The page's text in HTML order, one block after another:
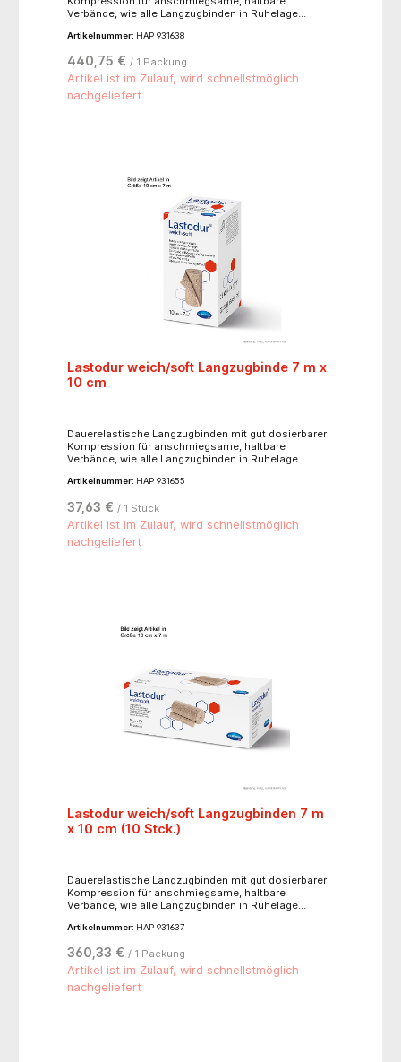
Verbände, wie alle Langzugbinden in Ruhelage
alterungsbeständig, waschbar bis 60°C, sterilisierbar
für leichtere Kompression, Dehnbarkeit ca. 170 %- 82
% Baumwolle, 13 % Polyamid, 5 % Elastan
Artikelnummer: HAP 931638
440,75 € / 1 Packung
Artikel ist im Zulauf, wird schnellstmöglich
nachgeliefert
Lastodur weich/soft Langzugbinde 7 m x
10 cm
Dauerelastische Langzugbinden mit gut dosierbarer
Kompression für anschmiegsame, haltbare
Verbände, wie alle Langzugbinden in Ruhelage
alterungsbeständig, waschbar bis 60°C, sterilisierbar
für leichtere Kompression, Dehnbarkeit ca. 170 %- 82
% Baumwolle, 13 % Polyamid, 5 % Elastan
Artikelnummer: HAP 931655
37,63 € / 1 Stück
Artikel ist im Zulauf, wird schnellstmöglich
nachgeliefert
Lastodur weich/soft Langzugbinden 7 m
x 10 cm (10 Stck.)
Dauerelastische Langzugbinden mit gut dosierbarer
Kompression für anschmiegsame, haltbare
Verbände, wie alle Langzugbinden in Ruhelage
alterungsbeständig, waschbar bis 60°C, sterilisierbar
für leichtere Kompression, Dehnbarkeit ca. 170 %- 82
% Baumwolle, 13 % Polyamid, 5 % Elastan
Artikelnummer: HAP 931637
360,33 € / 1 Packung
Artikel ist im Zulauf, wird schnellstmöglich
nachgeliefert